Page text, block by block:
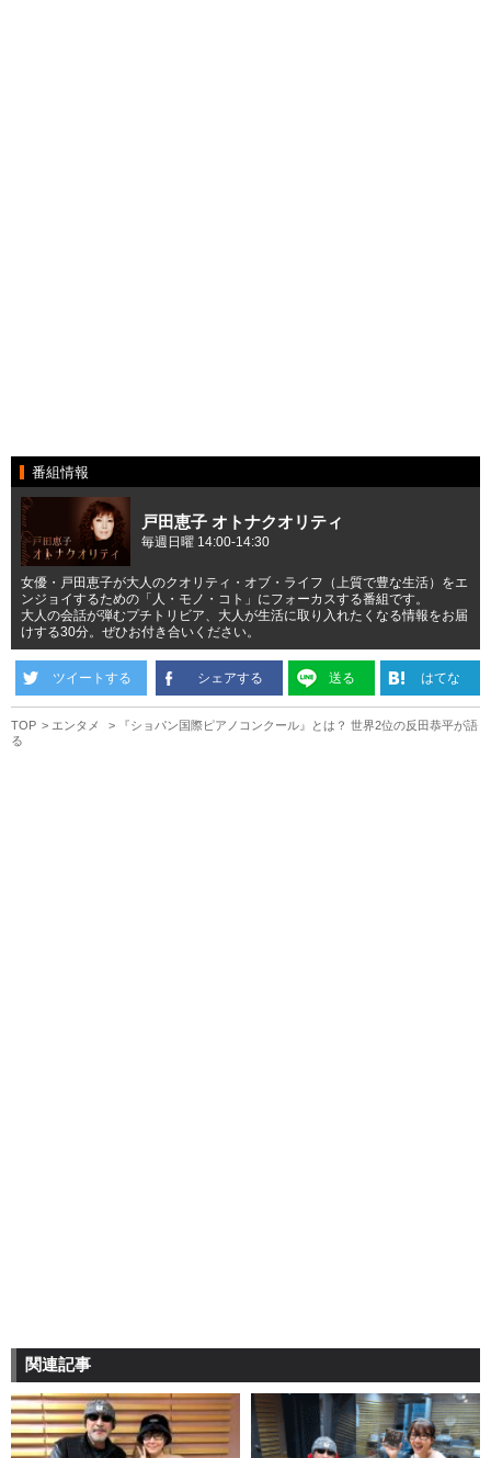
番組情報
戸田恵子 オトナクオリティ
毎週日曜 14:00-14:30
女優・戸田恵子が大人のクオリティ・オブ・ライフ（上質で豊な生活）をエ
ンジョイするための「人・モノ・コト」にフォーカスする番組です。
大人の会話が弾むプチトリビア、大人が生活に取り入れたくなる情報をお届
けする30分。ぜひお付き合いください。
ツイートする シェアする 送る はてな
TOP エンタメ
『ショパン国際ピアノコンクール』とは？ 世界2位の反田恭平が語
る
関連記事